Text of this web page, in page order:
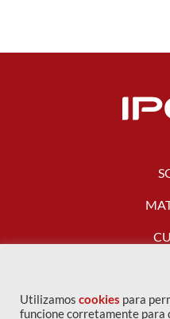
FALE
Utilizamos cookies para
funcione corretamente para